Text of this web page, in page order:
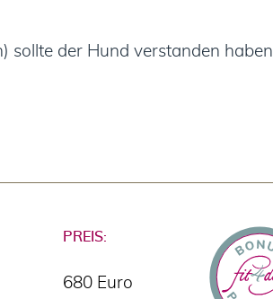
sollte der Hund verstanden haben
PREIS:
680 Euro